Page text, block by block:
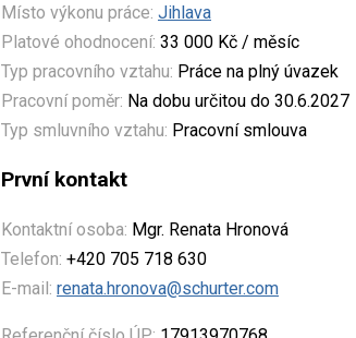
Místo výkonu práce: Jihlava
Platové ohodnocení: 33 000 Kč / měsíc
Typ pracovního vztahu: Práce na plný úvazek
Pracovní poměr: Na dobu určitou do 30.6.2027
Typ smluvního vztahu: Pracovní smlouva
První kontakt
Kontaktní osoba: Mgr. Renata Hronová
Telefon: +420 705 718 630
E-mail: renata.hronova@schurter.com